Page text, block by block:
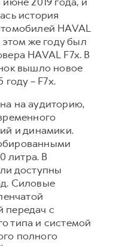
история
HAVAL
же году был
HAVAL F7x. В
вышло новое
году – F7x.
на аудиторию,
и динамики.
литра. В
доступны
Силовые
передач с
типа и системой
полного